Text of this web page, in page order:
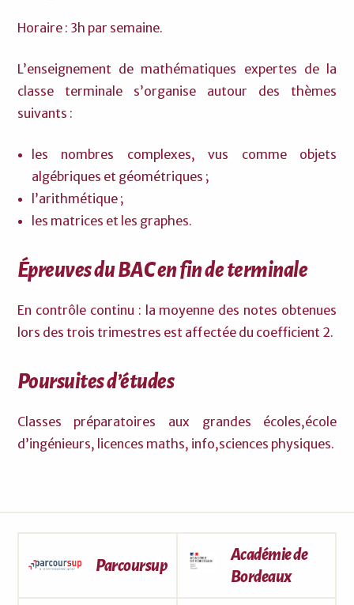
Horaire : 3h par semaine.
L’enseignement de mathématiques expertes de la
classe terminale s’organise autour des thèmes
suivants :
les nombres complexes, vus comme objets
algébriques et géométriques ;
l’arithmétique ;
les matrices et les graphes.
Épreuves du BAC en fin de terminale
En contrôle continu : la moyenne des notes obtenues
lors des trois trimestres est affectée du coefficient 2.
Poursuites d’études
Classes préparatoires aux grandes écoles,école
d’ingénieurs, licences maths, info,sciences physiques.
Parcoursup
Académie de
Bordeaux